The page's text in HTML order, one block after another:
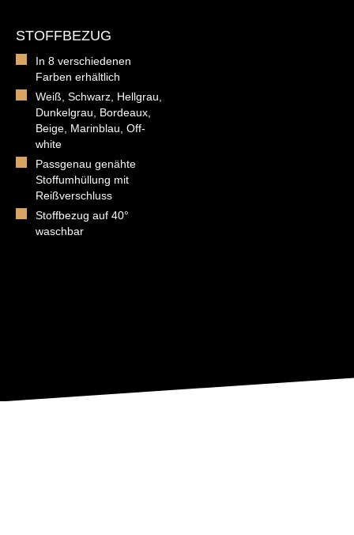
STOFFBEZUG
In 8 verschiedenen
Farben erhältlich
Weiß, Schwarz, Hellgrau,
Dunkelgrau, Bordeaux,
Beige, Marinblau, Off-
white
Passgenau genähte
Stoffumhüllung mit
Reißverschluss
Stoffbezug auf 40°
waschbar